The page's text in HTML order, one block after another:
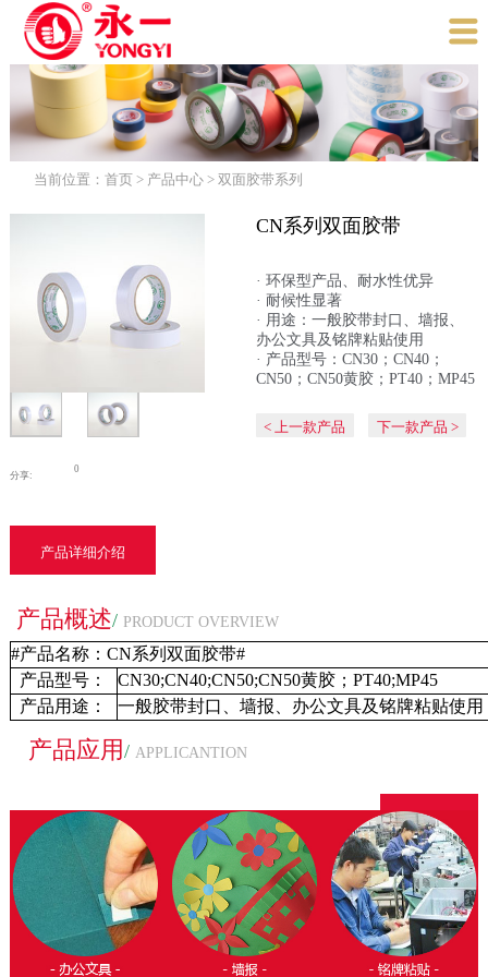

当前位置：首页 > 产品中心 >双面胶带系列
CN系列双面胶带
· 环保型产品、耐水性优异
· 耐候性显著
· 用途：一般胶带封口、墙报、
办公文具及铭牌粘贴使用
· 产品型号：CN30；CN40；
CN50；CN50黄胶；PT40；MP45
< 上一款产品 下一款产品 >
分享:
0
产品详细介绍
产品概述/ PRODUCT OVERVIEW
#产品名称：CN系列双面胶带#
产品型号：
CN30;CN40;CN50;CN50黄胶；PT40;MP45
产品用途：
一般胶带封口、墙报、办公文具及铭牌粘贴使用
产品应用 / APPLICANTION
返回列表